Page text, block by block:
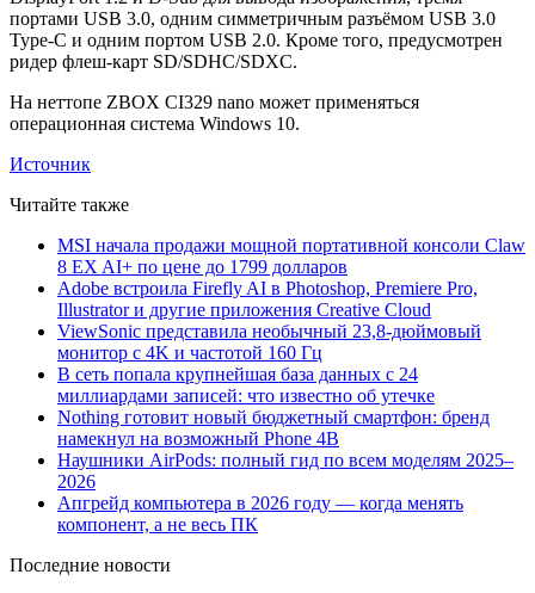
портами USB 3.0, одним симметричным разъёмом USB 3.0
Type-C и одним портом USB 2.0. Кроме того, предусмотрен
ридер флеш-карт SD/SDHC/SDXC.
На неттопе ZBOX CI329 nano может применяться
операционная система Windows 10.
Источник
Читайте также
MSI начала продажи мощной портативной консоли Claw
8 EX AI+ по цене до 1799 долларов
Adobe встроила Firefly AI в Photoshop, Premiere Pro,
Illustrator и другие приложения Creative Cloud
ViewSonic представила необычный 23,8-дюймовый
монитор с 4K и частотой 160 Гц
В сеть попала крупнейшая база данных с 24
миллиардами записей: что известно об утечке
Nothing готовит новый бюджетный смартфон: бренд
намекнул на возможный Phone 4B
Наушники AirPods: полный гид по всем моделям 2025–
2026
Апгрейд компьютера в 2026 году — когда менять
компонент, а не весь ПК
Последние новости